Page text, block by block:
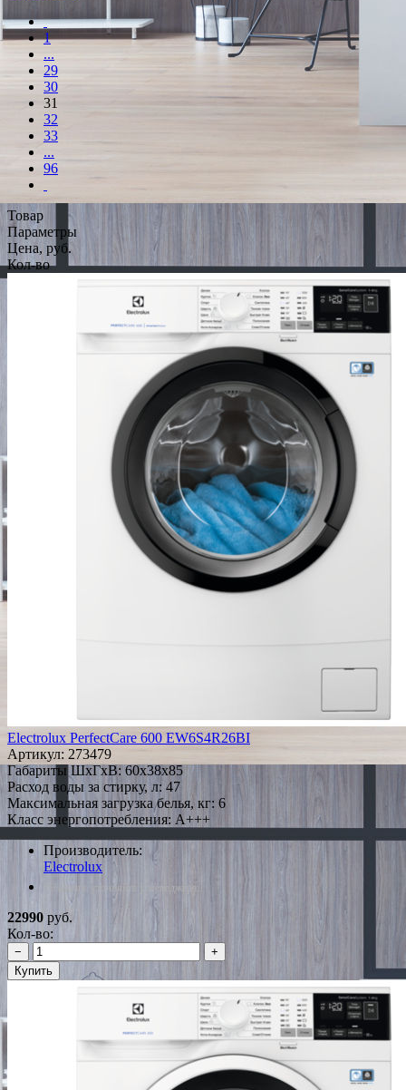
1
...
29
30
31
32
33
...
96
Товар
Параметры
Цена, руб.
Кол-во
Electrolux PerfectCare 600 EW6S4R26BI
Артикул: 273479
Габариты ШxГxВ: 60x38x85
Расход воды за стирку, л: 47
Максимальная загрузка белья, кг: 6
Класс энергопотребления: A+++
Производитель:
Electrolux
*Наличие уточняйте у менеджера
22990 руб.
Кол-во:
−
+
Купить